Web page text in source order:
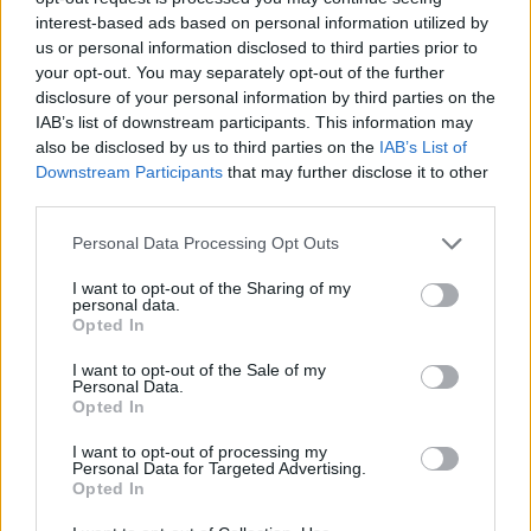
interest-based ads based on personal information utilized by
us or personal information disclosed to third parties prior to
your opt-out. You may separately opt-out of the further
disclosure of your personal information by third parties on the
IAB’s list of downstream participants. This information may
also be disclosed by us to third parties on the IAB’s List of
Downstream Participants that may further disclose it to other
Personal Data Processing Opt Outs
I want to opt-out of the Sharing of my
personal data.
Opted In
I want to opt-out of the Sale of my
Personal Data.
Opted In
I want to opt-out of processing my
Personal Data for Targeted Advertising.
Opted In
Το να πίνετε νερό είναι πολύ σημαντικό, όμως
εναλλακτικά μπορείτε και να«φάτε» το νερό
σας! Η κατανάλωση τροφών με υψηλή
περιεκτικότητα σε νερό είναι το μυστικό για
μακροπρόθεσμη,διαρκή ενυδάτωση. Λαχανικά
όπως οι ντομάτες, τα αγγούρια, το μαρούλι και
τα μούρα είναι εξαιρετικά πλούσια σε νερό.
ενυδατικά τρόφιμα που μπορείτε να φάτε, με
περιεκτικότητα σε νερό 92%. Τροφές πλούσιες
σε νερό θα ενυδατώσουν το σώμα σας αλλά θα
προσθέσουν στη διατροφή σας και τα επιπλέον
φρούτα και λαχανικά.